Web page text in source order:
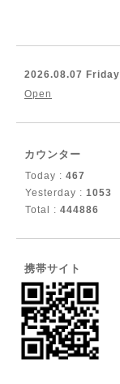
2026.08.07 Friday
Open
カウンター
Today : 467
Yesterday : 1053
Total : 444886
携帯サイト